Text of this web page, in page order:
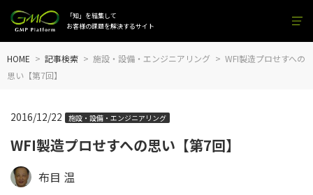
「知」を結集して
お客様の課題を解決するサイト
HOME 記事検索 施設・設備・エンジニアリング
WFI製造プロせすへの
思い【第7回】
WFI製造プロせすへの思い【第7回】
2016/12/22 施設・設備・エンジニアリング
布目 温